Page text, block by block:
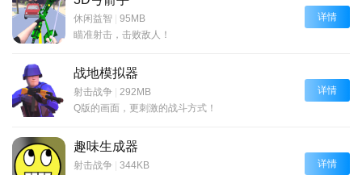
休闲益智
95MB
瞄准射击，击败敌人！
详情
战地模拟器
射击战争
292MB
Q版的画面，更刺激的战斗方式！
详情
趣味生成器
射击战争
344KB
详情